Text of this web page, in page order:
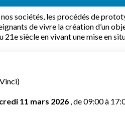
sociétés, les procédés de
de vivre la création d’un
siècle en vivant une mise en
11 mars 2026 , de 09:00 à